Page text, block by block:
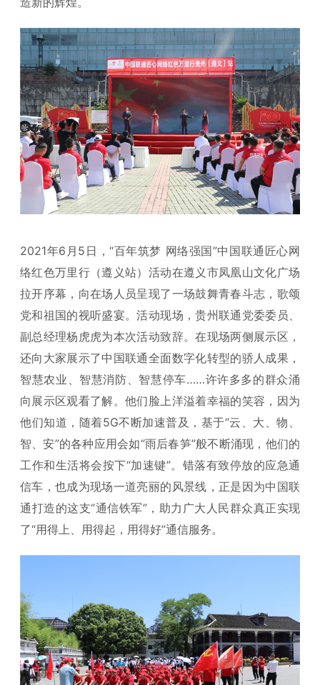
2021年6月5日，“百年筑梦 网络强国”中国联通匠心网
络红色万里行（遵义站）活动在遵义市凤凰山文化广场
拉开序幕，向在场人员呈现了一场鼓舞青春斗志，歌颂
党和祖国的视听盛宴。活动现场，贵州联通党委委员、
副总经理杨虎虎为本次活动致辞。在现场两侧展示区，
还向大家展示了中国联通全面数字化转型的骄人成果，
智慧农业、智慧消防、智慧停车……许许多多的群众涌
向展示区观看了解。他们脸上洋溢着幸福的笑容，因为
他们知道，随着5G不断加速普及，基于“云、大、物、
智、安”的各种应用会如“雨后春笋”般不断涌现，他们的
工作和生活将会按下“加速键”。错落有致停放的应急通
信车，也成为现场一道亮丽的风景线，正是因为中国联
通打造的这支“通信铁军”，助力广大人民群众真正实现
了“用得上、用得起，用得好”通信服务。